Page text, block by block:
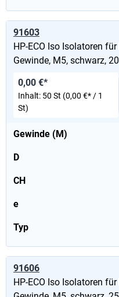
91603
HP-ECO Iso Isolatoren
Gewinde, M5, schwarz,
Gewinde (M)
D
CH
e
Typ
0,00 €*
Inhalt: 50 St (0,00 €* / 1
St)
91606
HP-ECO Iso Isolatoren